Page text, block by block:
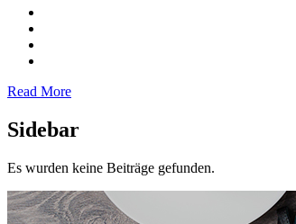
Read More
Sidebar
Es wurden keine Beiträge gefunden.